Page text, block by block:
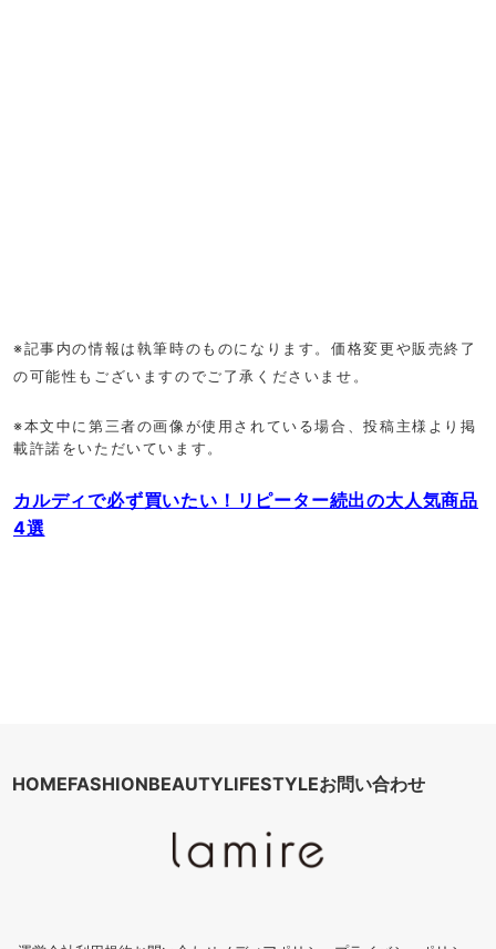
※記事内の情報は執筆時のものになります。価格変更や販売終了
の可能性もございますのでご了承くださいませ。
※本文中に第三者の画像が使用されている場合、投稿主様より掲
載許諾をいただいています。
カルディで必ず買いたい！リピーター続出の大人気商品
4選
HOMEFASHIONBEAUTYLIFESTYLEお問い合わせ